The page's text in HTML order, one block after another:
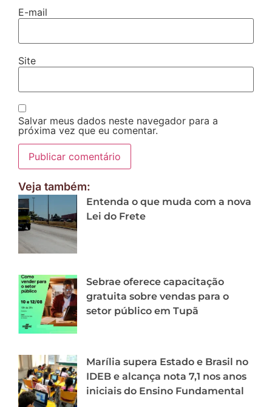
E-mail
Site
Salvar meus dados neste navegador para a
próxima vez que eu comentar.
Veja também:
Entenda o que muda com a nova
Lei do Frete
Sebrae oferece capacitação
gratuita sobre vendas para o
setor público em Tupã
Marília supera Estado e Brasil no
IDEB e alcança nota 7,1 nos anos
iniciais do Ensino Fundamental